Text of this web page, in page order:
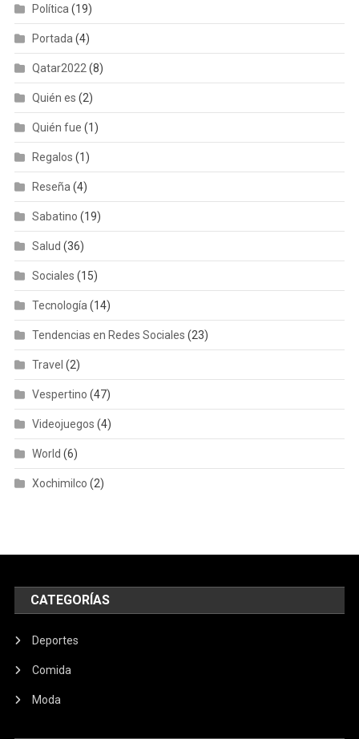
Política (19)
Portada (4)
Qatar2022 (8)
Quién es (2)
Quién fue (1)
Regalos (1)
Reseña (4)
Sabatino (19)
Salud (36)
Sociales (15)
Tecnología (14)
Tendencias en Redes Sociales (23)
Travel (2)
Vespertino (47)
Videojuegos (4)
World (6)
Xochimilco (2)
CATEGORÍAS
Deportes
Comida
Moda